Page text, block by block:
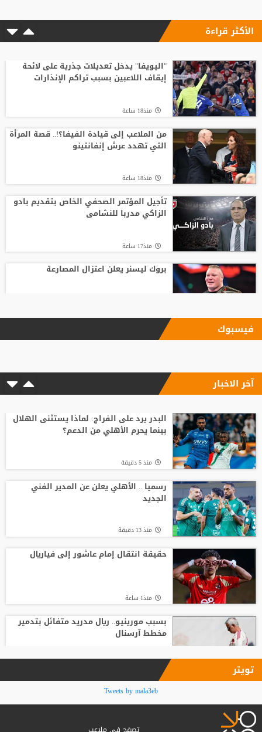
الأكثر قراءة
"اليويفا" يدخل تعديلات جذرية على لائحة
إيقاف اللاعبين بسبب تراكم الإنذارات
منذ18 ساعة
من الملاعب إلى قيادة الفيفا؟!.. قصة المرأة
التي تهدد عرش إنفانتينو
منذ18 ساعة
تأجيل المؤتمر الصحفي الخاص بتقديم بادو
الزاكي مدربا للنشامى
منذ17 ساعة
بروك ليسنر يعلن اعتزال المصارعة
بعد رفض السعودية.. نادٍ فرنسي يتوصل
الأردن
بعد حسم صفقة صلاح.. طرابزون سبور يكثف
ضغطه لضم نجم الهلال
الصاعقة تضرب الملعب مباشرة.. وفاة لاعب
شاب أمام أعين الجماهير
فيسبوك
آخر الاخبار
البدر يرد على الفراج: لماذا يستثنى الهلال
بينما يحرم الأهلي من الدعم؟
منذ 5 دقيقة
رسميا .. الأهلي يعلن عن المدير الفني
الجديد
منذ 13 دقيقة
حقيقة انتقال إمام عاشور إلى فياريال
منذ1 ساعة
بسبب مورينيو.. ريال مدريد متفائل بتدمير
مخطط آرسنال
شرط وحيد يبعد الأهلي عن التحرك لضم
مهاجم أرسنال في الصيفية
تويتر
Tweets by mala3eb